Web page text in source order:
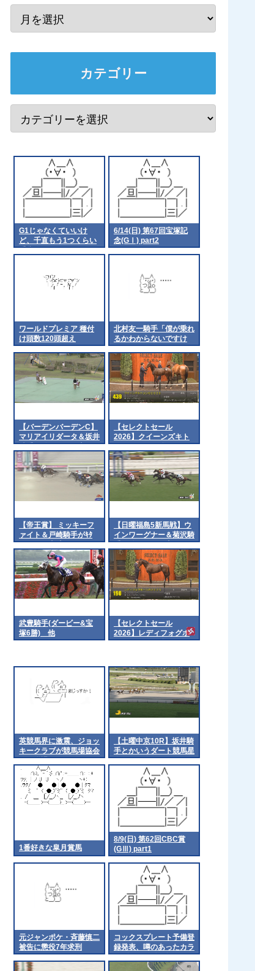
カテゴリー
G1じゃなくていいけ
ど、千直もう1つくらい
重賞あってもええよな
6/14(日) 第67回宝塚記
念(GⅠ) part2
ワールドプレミア 種付
け頭数120頭超え
北村友一騎手「僕が乗れ
るかわからないですけ
ど」
【バーデンバーデンC】
マリアイリダータ＆坂井
騎手がｷﾀ━━━━(ﾟ
∀ﾟ)━━━━!!
【セレクトセール
2026】クイーンズキト
ゥンの2026（父エフフ
ォーリア）1億4千万円
で落札 他
【帝王賞】 ミッキーフ
ァイト＆戸崎騎手がｷﾀ
━━━━(ﾟ∀ﾟ)━━━━!!
【日曜福島5新馬戦】ウ
インワーグナー＆菊沢騎
手がｷﾀ━━━━(ﾟ
∀ﾟ)━━━━!!
武豊騎手(ダービー&宝
塚6勝) 他
【セレクトセール
2026】レディフォグホ
ーンの2025（父エフフ
英競馬界に激震、ジョッ
キークラブが競馬場協会
から脱退
【土曜中京10R】坂井騎
手とかいうダート競馬星
人
1番好きな皐月賞馬
8/9(日) 第62回CBC賞
(GⅢ) part1
元ジャンポケ・斉藤慎二
被告に懲役7年求刑
コックスプレート予備登
録発表、噂のあったカラ
ンダガンは登録無しで再
来日の可能性高まる